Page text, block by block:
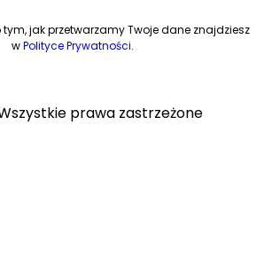
jak przetwarzamy Twoje dane znajdziesz
wPolityce Prywatności.
prawa zastrzeżone